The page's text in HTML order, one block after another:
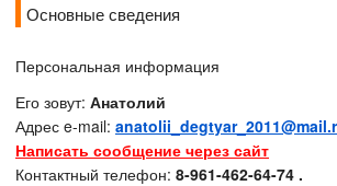
Основные сведения
Персональная информация
Его зовут: Анатолий
Адрес e-mail:
Написать сообщение через сайт
Контактный телефон: 8-961-462-64-74 .